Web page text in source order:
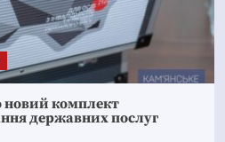
новий комплект
державних послуг